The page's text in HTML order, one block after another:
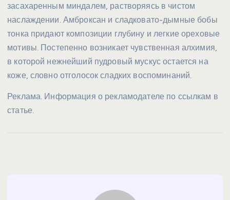
засахаренным миндалем, растворяясь в чистом
наслаждении. Амброксан и сладковато-дымные бобы
тонка придают композиции глубину и легкие ореховые
мотивы. Постепенно возникает чувственная алхимия,
в которой нежнейший пудровый мускус остается на
коже, словно отголосок сладких воспоминаний.
Реклама. Информация о рекламодателе по ссылкам в
статье.